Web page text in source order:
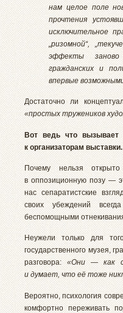
нам целое поле
прочтения
исключительное
„ризомной“,
эффекты заново
гражданских и
впервые
Достаточно ли
«простых тружеников
Вот ведь что вызывает
к организаторам выставки.
Почему нельзя
в оппозиционную позу —
нас сепаратистские
своих убеждений
беспомощными
Неужели только для
государственного музея,
разговора: «Они — как
и думает, что её тоже
Вероятно, психология
комфортно переживать